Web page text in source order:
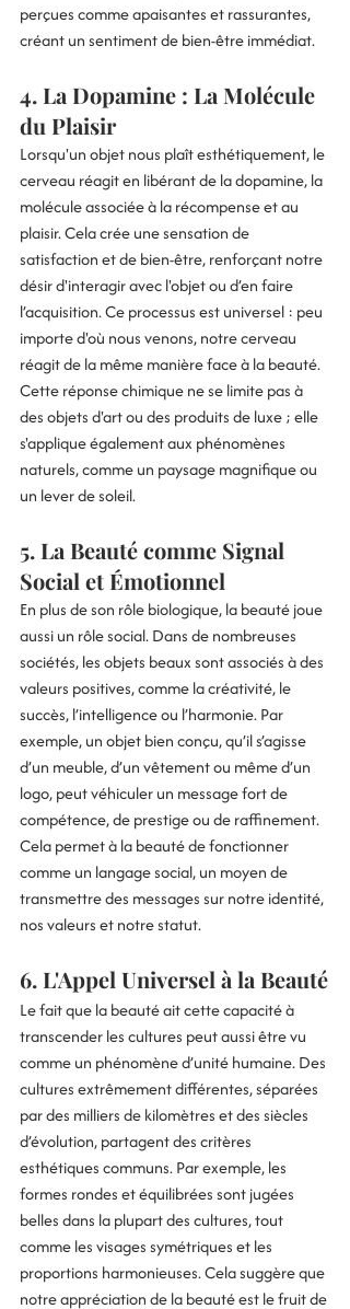
perçues comme apaisantes et rassurantes,
créant un sentiment de bien-être immédiat.
4. La Dopamine : La Molécule
du Plaisir
Lorsqu'un objet nous plaît esthétiquement, le
cerveau réagit en libérant de la dopamine, la
molécule associée à la récompense et au
plaisir. Cela crée une sensation de
satisfaction et de bien-être, renforçant notre
désir d'interagir avec l'objet ou d’en faire
l’acquisition. Ce processus est universel : peu
importe d'où nous venons, notre cerveau
réagit de la même manière face à la beauté.
Cette réponse chimique ne se limite pas à
des objets d'art ou des produits de luxe ; elle
s'applique également aux phénomènes
naturels, comme un paysage magnifique ou
un lever de soleil.
5. La Beauté comme Signal
Social et Émotionnel
En plus de son rôle biologique, la beauté joue
aussi un rôle social. Dans de nombreuses
sociétés, les objets beaux sont associés à des
valeurs positives, comme la créativité, le
succès, l’intelligence ou l’harmonie. Par
exemple, un objet bien conçu, qu’il s’agisse
d’un meuble, d’un vêtement ou même d’un
logo, peut véhiculer un message fort de
compétence, de prestige ou de raffinement.
Cela permet à la beauté de fonctionner
comme un langage social, un moyen de
transmettre des messages sur notre identité,
nos valeurs et notre statut.
6. L'Appel Universel à la Beauté
Le fait que la beauté ait cette capacité à
transcender les cultures peut aussi être vu
comme un phénomène d’unité humaine. Des
cultures extrêmement différentes, séparées
par des milliers de kilomètres et des siècles
d’évolution, partagent des critères
esthétiques communs. Par exemple, les
formes rondes et équilibrées sont jugées
belles dans la plupart des cultures, tout
comme les visages symétriques et les
proportions harmonieuses. Cela suggère que
notre appréciation de la beauté est le fruit de